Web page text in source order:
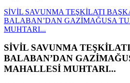
SİVİL SAVUNMA TEŞKİLATI
BALABAN’DAN GAZİMAĞUSA
MUHTARI...
SİVİL SAVUNMA
BALABAN’DAN
MAHALLESİ MUHTARI...